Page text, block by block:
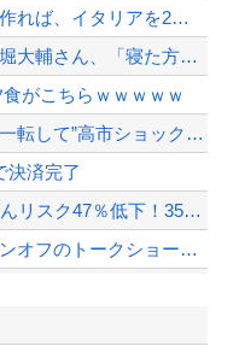
トランプ「イランが核兵器を作れば、イタリアを2分で消滅させる」メローニ「核を持っ...
【悲報】ショートスリーパー堀大輔さん、「寝た方がいい」などと誹謗中傷され配信中に...
がこちらｗｗｗｗｗ
【終了？】高市フィーバー、一転して”高市ショック”へ…支持率も市場も急降下ｗｗｗ...
決済完了
1日5杯以上のコーヒーで肝がんリスク47％低下！35万人超の調査
【悲報】広島カープ、シーズンオフのトークショー、テレビ出演等の「副業」を全面禁...